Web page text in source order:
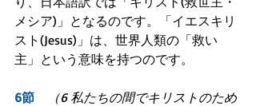
メシア)」となるのです。「イエスキリ
スト(Jesus)」は、世界人類の「救い
主」という意味を持つのです。
6節
（6 私たちの間でキリストのため